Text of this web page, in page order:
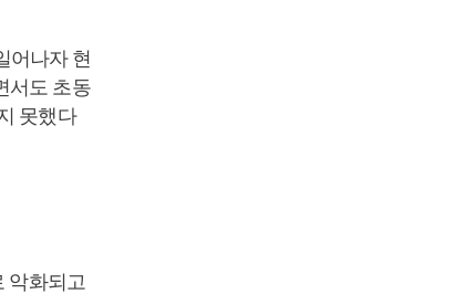
어나자 현
서도 초동
못했다
악화되고